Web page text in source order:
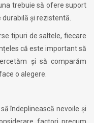
trebuie să ofere suport
și rezistentă.
tipuri de saltele, fiecare
că este important să
și să comparăm
o alegere.
îndeplinească nevoile și
factori precum